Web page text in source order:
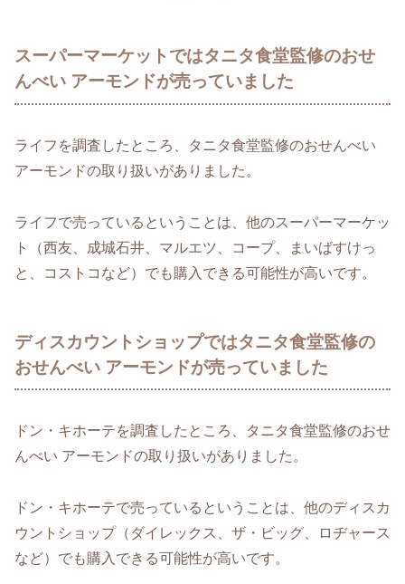
スーパーマーケットではタニタ食堂監修のおせ
んべい アーモンドが売っていました
ライフを調査したところ、タニタ食堂監修のおせんべい
アーモンドの取り扱いがありました。
ライフで売っているということは、他のスーパーマーケッ
ト（西友、成城石井、マルエツ、コープ、まいばすけっ
と、コストコなど）でも購入できる可能性が高いです。
ディスカウントショップではタニタ食堂監修の
おせんべい アーモンドが売っていました
ドン・キホーテを調査したところ、タニタ食堂監修のおせ
んべい アーモンドの取り扱いがありました。
ドン・キホーテで売っているということは、他のディスカ
ウントショップ（ダイレックス、ザ・ビッグ、ロヂャース
など）でも購入できる可能性が高いです。